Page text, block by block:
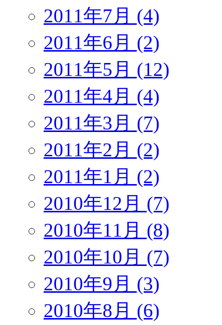
2011年7月 (4)
2011年6月 (2)
2011年5月 (12)
2011年4月 (4)
2011年3月 (7)
2011年2月 (2)
2011年1月 (2)
2010年12月 (7)
2010年11月 (8)
2010年10月 (7)
2010年9月 (3)
2010年8月 (6)